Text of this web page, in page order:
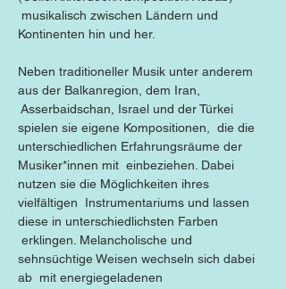
musikalisch zwischen Ländern und
Kontinenten hin und her.
Neben traditioneller Musik unter anderem
aus der Balkanregion, dem Iran,
Asserbaidschan, Israel und der Türkei
spielen sie eigene Kompositionen,  die die
unterschiedlichen Erfahrungsräume der
Musiker*innen mit  einbeziehen. Dabei
nutzen sie die Möglichkeiten ihres
vielfältigen  Instrumentariums und lassen
diese in unterschiedlichsten Farben
erklingen. Melancholische und
sehnsüchtige Weisen wechseln sich dabei
ab  mit energiegeladenen